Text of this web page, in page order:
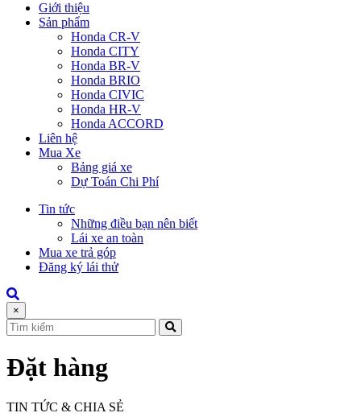
Giới thiệu
Sản phẩm
Honda CR-V
Honda CITY
Honda BR-V
Honda BRIO
Honda CIVIC
Honda HR-V
Honda ACCORD
Liên hệ
Mua Xe
Bảng giá xe
Dự Toán Chi Phí
Tin tức
Những điều bạn nên biết
Lái xe an toàn
Mua xe trả góp
Đăng ký lái thử
×
Đặt hàng
TIN TỨC & CHIA SẺ